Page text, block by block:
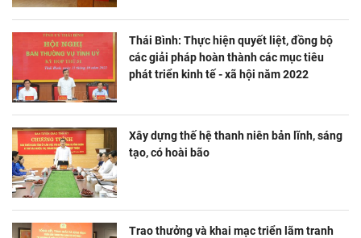
Thái Bình: Thực hiện quyết liệt, đồng bộ
các giải pháp hoàn thành các mục tiêu
phát triển kinh tế - xã hội năm 2022
Xây dựng thế hệ thanh niên bản lĩnh, sáng
tạo, có hoài bão
Trao thưởng và khai mạc triển lãm tranh